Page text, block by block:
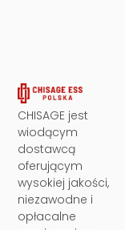
CHISAGE jest
wiodącym
dostawcą
oferującym
wysokiej jakości,
niezawodne i
opłacalne